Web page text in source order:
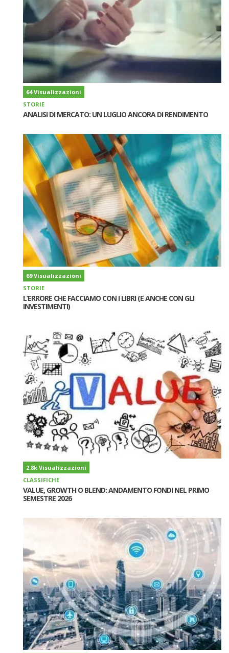
64 Visualizzazioni
STORIE
ANALISI DI MERCATO: UN LUGLIO ANCORA DI RENDIMENTO
69 Visualizzazioni
STORIE
L’ERRORE CHE FACCIAMO CON I LIBRI (E ANCHE CON GLI
INVESTIMENTI)
2.8k Visualizzazioni
CLASSIFICHE
VALUE, GROWTH O BLEND: ANDAMENTO FONDI NEL PRIMO
SEMESTRE 2026